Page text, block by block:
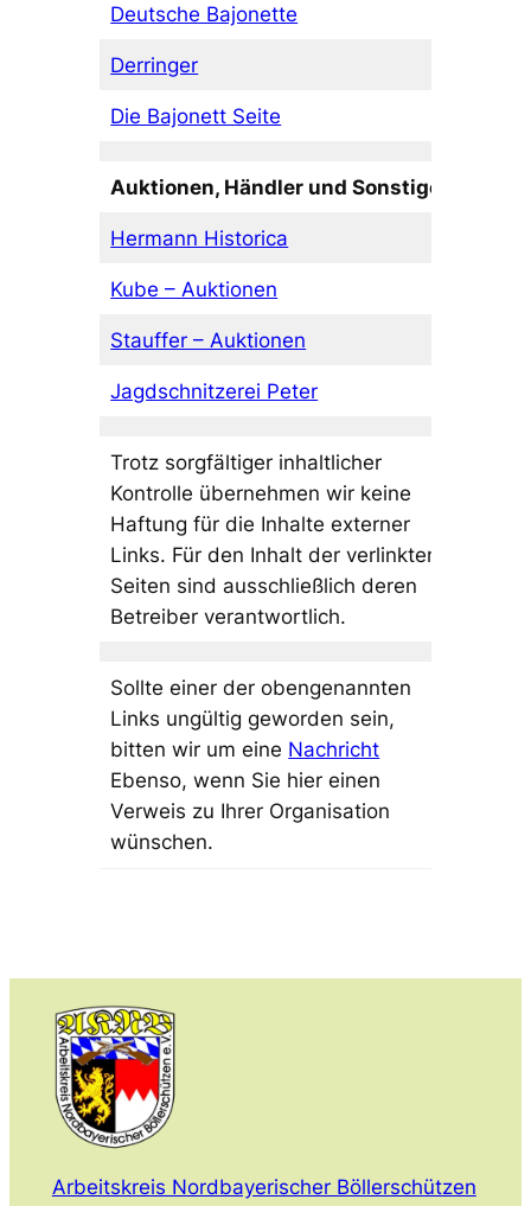
Deutsche Bajonette
Derringer
Die Bajonett Seite
Auktionen, Händler und Sonstige:
Hermann Historica
Kube – Auktionen
Stauffer – Auktionen
Jagdschnitzerei Peter
Trotz sorgfältiger inhaltlicher
Kontrolle übernehmen wir keine
Haftung für die Inhalte externer
Links. Für den Inhalt der verlinkten
Seiten sind ausschließlich deren
Betreiber verantwortlich.
Sollte einer der obengenannten
Links ungültig geworden sein,
bitten wir um eine Nachricht
Ebenso, wenn Sie hier einen
Verweis zu Ihrer Organisation
wünschen.
Arbeitskreis Nordbayerischer Böllerschützen